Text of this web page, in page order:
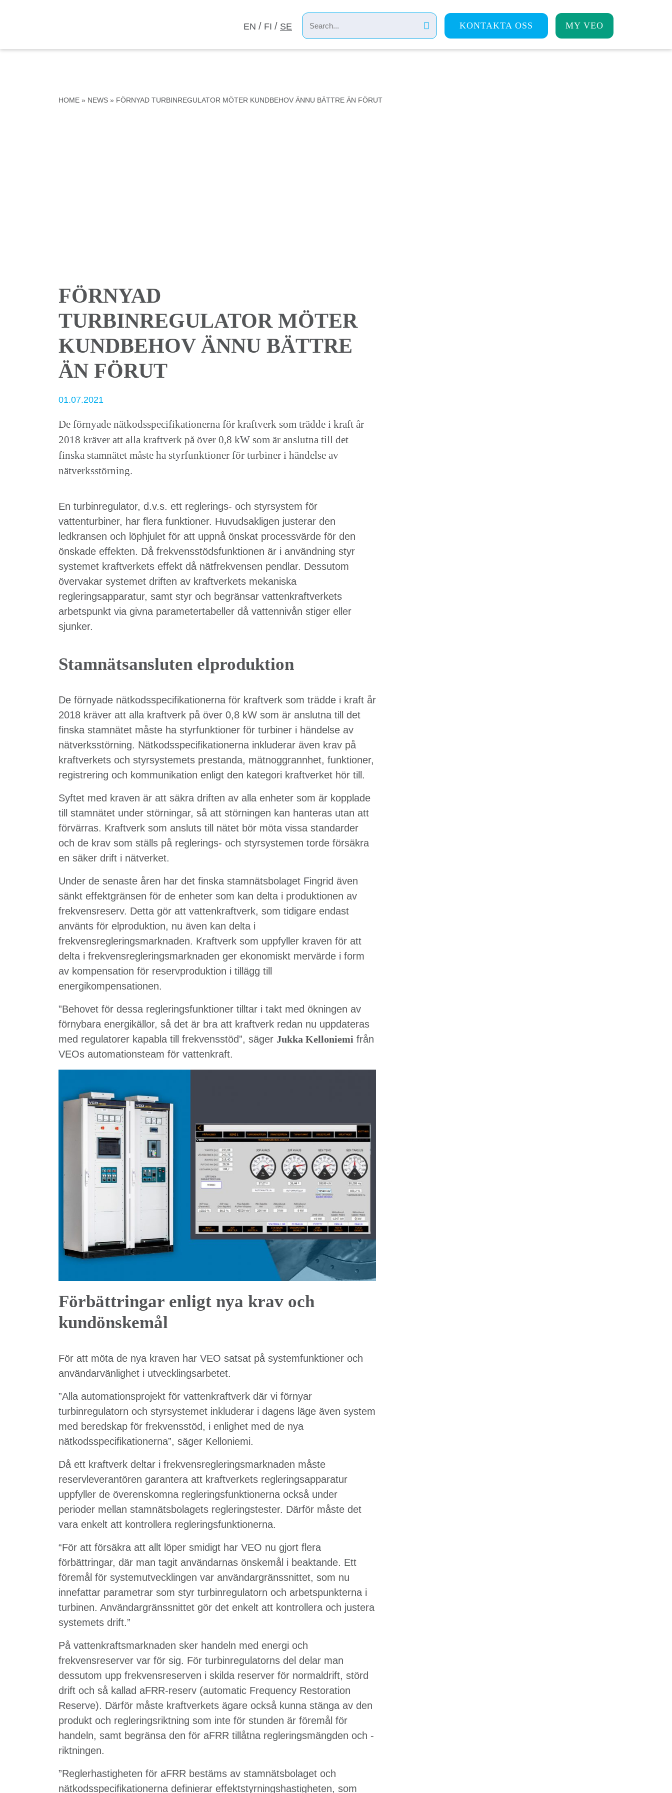
EN FI SE KONTAKTA OSS MY VEO
HOME » NEWS » FÖRNYAD TURBINREGULATOR MÖTER KUNDBEHOV ÄNNU BÄTTRE ÄN FÖRUT
FÖRNYAD
TURBINREGULATOR MÖTER
KUNDBEHOV ÄNNU BÄTTRE
ÄN FÖRUT
01.07.2021
De förnyade nätkodsspecifikationerna för kraftverk som trädde i kraft år
2018 kräver att alla kraftverk på över 0,8 kW som är anslutna till det
finska stamnätet måste ha styrfunktioner för turbiner i händelse av
nätverksstörning.
En turbinregulator, d.v.s. ett reglerings- och styrsystem för
vattenturbiner, har flera funktioner. Huvudsakligen justerar den
ledkransen och löphjulet för att uppnå önskat processvärde för den
önskade effekten. Då frekvensstödsfunktionen är i användning styr
systemet kraftverkets effekt då nätfrekvensen pendlar. Dessutom
övervakar systemet driften av kraftverkets mekaniska
regleringsapparatur, samt styr och begränsar vattenkraftverkets
arbetspunkt via givna parametertabeller då vattennivån stiger eller
sjunker.
Stamnätsansluten elproduktion
De förnyade nätkodsspecifikationerna för kraftverk som trädde i kraft år
2018 kräver att alla kraftverk på över 0,8 kW som är anslutna till det
finska stamnätet måste ha styrfunktioner för turbiner i händelse av
nätverksstörning. Nätkodsspecifikationerna inkluderar även krav på
kraftverkets och styrsystemets prestanda, mätnoggrannhet, funktioner,
registrering och kommunikation enligt den kategori kraftverket hör till.
Syftet med kraven är att säkra driften av alla enheter som är kopplade
till stamnätet under störningar, så att störningen kan hanteras utan att
förvärras. Kraftverk som ansluts till nätet bör möta vissa standarder
och de krav som ställs på reglerings- och styrsystemen torde försäkra
en säker drift i nätverket.
Under de senaste åren har det finska stamnätsbolaget Fingrid även
sänkt effektgränsen för de enheter som kan delta i produktionen av
frekvensreserv. Detta gör att vattenkraftverk, som tidigare endast
använts för elproduktion, nu även kan delta i
frekvensregleringsmarknaden. Kraftverk som uppfyller kraven för att
delta i frekvensregleringsmarknaden ger ekonomiskt mervärde i form
av kompensation för reservproduktion i tillägg till
energikompensationen.
”Behovet för dessa regleringsfunktioner tilltar i takt med ökningen av
förnybara energikällor, så det är bra att kraftverk redan nu uppdateras
med regulatorer kapabla till frekvensstöd”, säger Jukka Kelloniemi från
VEOs automationsteam för vattenkraft.
Förbättringar enligt nya krav och
kundönskemål
För att möta de nya kraven har VEO satsat på systemfunktioner och
användarvänlighet i utvecklingsarbetet.
”Alla automationsprojekt för vattenkraftverk där vi förnyar
turbinregulatorn och styrsystemet inkluderar i dagens läge även system
med beredskap för frekvensstöd, i enlighet med de nya
nätkodsspecifikationerna”, säger Kelloniemi.
Då ett kraftverk deltar i frekvensregleringsmarknaden måste
reservleverantören garantera att kraftverkets regleringsapparatur
uppfyller de överenskomna regleringsfunktionerna också under
perioder mellan stamnätsbolagets regleringstester. Därför måste det
vara enkelt att kontrollera regleringsfunktionerna.
“För att försäkra att allt löper smidigt har VEO nu gjort flera
förbättringar, där man tagit användarnas önskemål i beaktande. Ett
föremål för systemutvecklingen var användargränssnittet, som nu
innefattar parametrar som styr turbinregulatorn och arbetspunkterna i
turbinen. Användargränssnittet gör det enkelt att kontrollera och justera
systemets drift.”
På vattenkraftsmarknaden sker handeln med energi och
frekvensreserver var för sig. För turbinregulatorns del delar man
dessutom upp frekvensreserven i skilda reserver för normaldrift, störd
drift och så kallad aFRR-reserv (automatic Frequency Restoration
Reserve). Därför måste kraftverkets ägare också kunna stänga av den
produkt och regleringsriktning som inte för stunden är föremål för
handeln, samt begränsa den för aFRR tillåtna regleringsmängden och -
riktningen.
”Reglerhastigheten för aFRR bestäms av stamnätsbolaget och
nätkodsspecifikationerna definierar effektstyrningshastigheten, som